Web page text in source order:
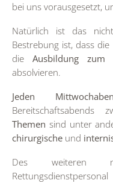
bei uns vorausgesetzt,
Natürlich ist das
Bestrebung ist, dass
die Ausbildung zum
absolvieren.
Jeden
Bereitschaftsabends
Themen sind unter
chirurgische und
Des